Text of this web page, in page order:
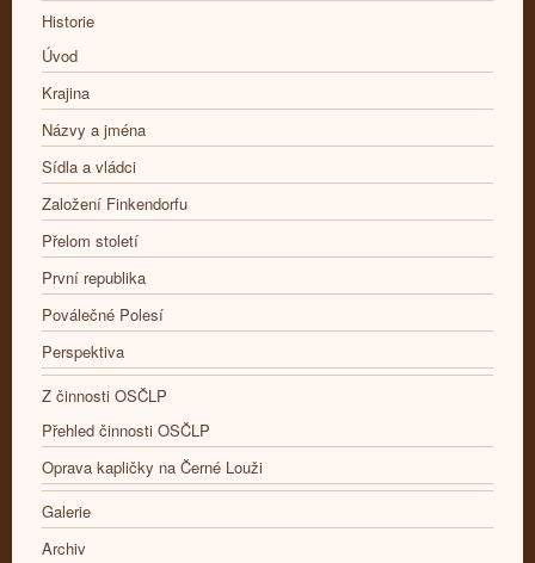
Historie
Úvod
Krajina
Názvy a jména
Sídla a vládci
Založení Finkendorfu
Přelom století
První republika
Poválečné Polesí
Perspektiva
Z činnosti OSČLP
Přehled činnosti OSČLP
Oprava kapličky na Černé Louži
Galerie
Archiv